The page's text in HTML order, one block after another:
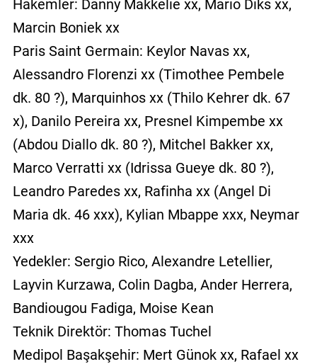
Hakemler: Danny Makkelie xx, Mario Diks xx,
Marcin Boniek xx
Paris Saint Germain: Keylor Navas xx,
Alessandro Florenzi xx (Timothee Pembele
dk. 80 ?), Marquinhos xx (Thilo Kehrer dk. 67
x), Danilo Pereira xx, Presnel Kimpembe xx
(Abdou Diallo dk. 80 ?), Mitchel Bakker xx,
Marco Verratti xx (Idrissa Gueye dk. 80 ?),
Leandro Paredes xx, Rafinha xx (Angel Di
Maria dk. 46 xxx), Kylian Mbappe xxx, Neymar
xxx
Yedekler: Sergio Rico, Alexandre Letellier,
Layvin Kurzawa, Colin Dagba, Ander Herrera,
Bandiougou Fadiga, Moise Kean
Teknik Direktör: Thomas Tuchel
Medipol Başakşehir: Mert Günok xx, Rafael xx